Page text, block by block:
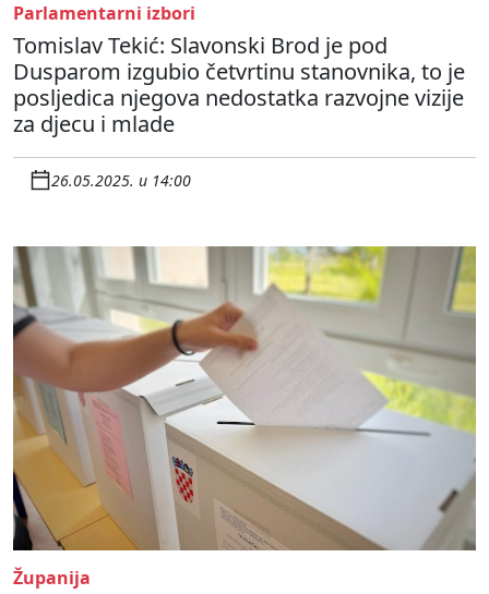
Parlamentarni izbori
Tomislav Tekić: Slavonski Brod je pod
Dusparom izgubio četvrtinu stanovnika, to je
posljedica njegova nedostatka razvojne vizije
za djecu i mlade
26.05.2025. u 14:00
Županija